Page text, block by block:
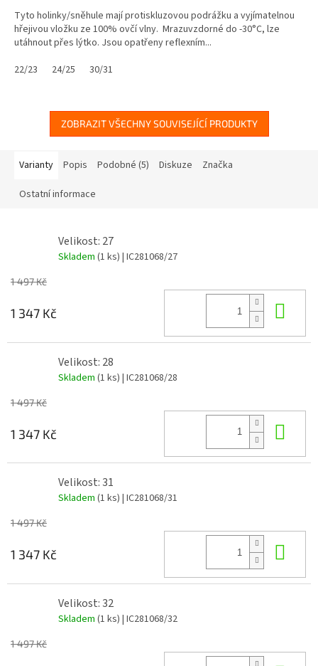
Tyto holinky/sněhule mají protiskluzovou podrážku a vyjímatelnou
hřejivou vložku ze 100% ovčí vlny. Mrazuvzdorné do -30°C, lze
utáhnout přes lýtko. Jsou opatřeny reflexním...
22/23
24/25 30/31
ZOBRAZIT VŠECHNY SOUVISEJÍCÍ PRODUKTY
Varianty Popis Podobné (5) Diskuze Značka
Ostatní informace
Velikost: 27
Skladem (1 ks) | IC281068/27
1 497 Kč
1 347 Kč
Velikost: 28
Skladem (1 ks) | IC281068/28
1 497 Kč
1 347 Kč
Velikost: 31
Skladem (1 ks) | IC281068/31
1 497 Kč
1 347 Kč
Velikost: 32
Skladem (1 ks) | IC281068/32
1 497 Kč